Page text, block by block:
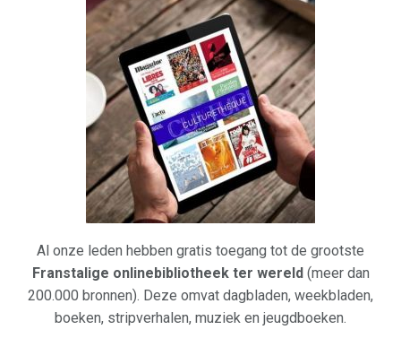
Al onze leden hebben gratis toegang tot de grootste
Franstalige onlinebibliotheek ter wereld(meer dan
200.000 bronnen). Deze omvat dagbladen, weekbladen,
boeken, stripverhalen, muziek en jeugdboeken.